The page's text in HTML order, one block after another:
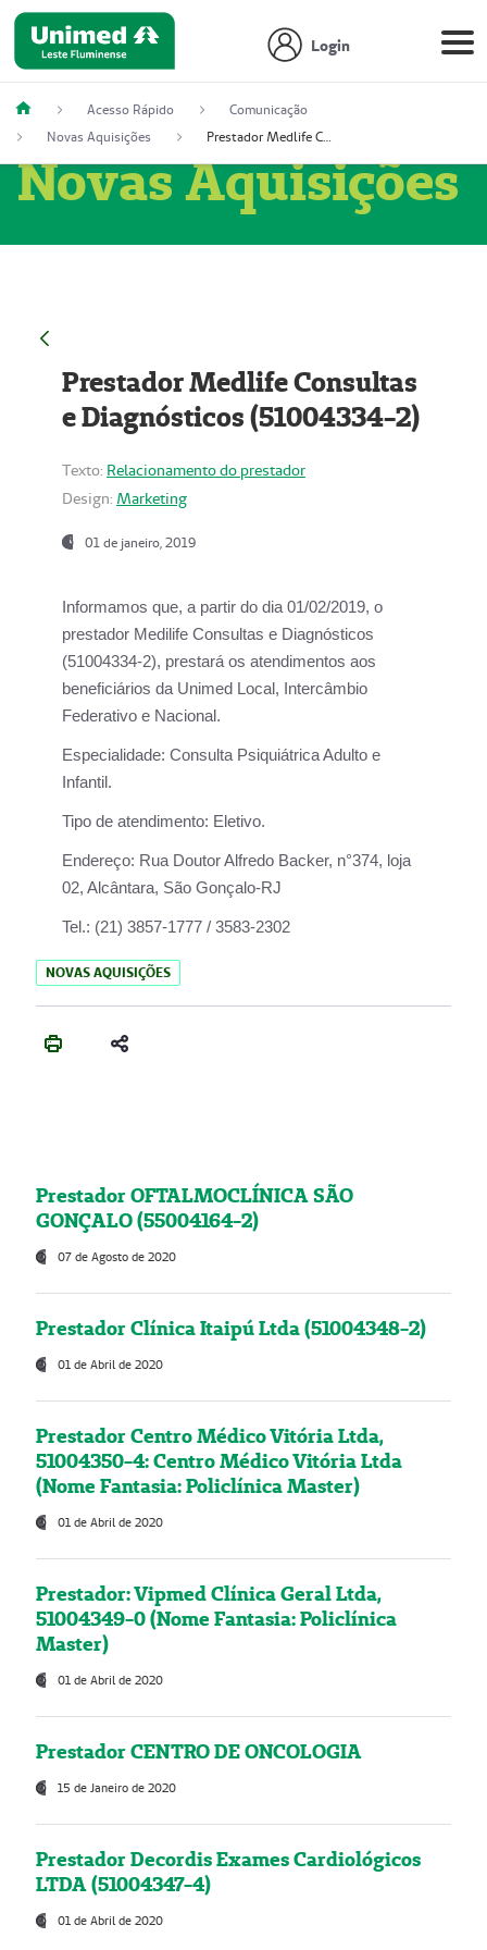
Login
Acesso Rápido
Comunicação
Novas Aquisições
Prestador Medlife Consultas e Diagnósticos (51004334-2)
Novas Aquisições
Prestador Medlife Consultas
e Diagnósticos (51004334-2)
Texto: Relacionamento do prestador
Design: Marketing
01 de janeiro, 2019
Informamos que, a partir do dia 01/02/2019, o
prestador Medilife Consultas e Diagnósticos
(51004334-2), prestará os atendimentos aos
beneficiários da Unimed Local, Intercâmbio
Federativo e Nacional.
Especialidade: Consulta Psiquiátrica Adulto e
Infantil.
Tipo de atendimento: Eletivo.
Endereço: Rua Doutor Alfredo Backer, n°374, loja
02, Alcântara, São Gonçalo-RJ
Tel.: (21) 3857-1777 / 3583-2302
NOVAS AQUISIÇÕES
Prestador OFTALMOCLÍNICA SÃO
GONÇALO (55004164-2)
07 de Agosto de 2020
Prestador Clínica Itaipú Ltda (51004348-2)
01 de Abril de 2020
Prestador Centro Médico Vitória Ltda,
51004350-4: Centro Médico Vitória Ltda
(Nome Fantasia: Policlínica Master)
01 de Abril de 2020
Prestador: Vipmed Clínica Geral Ltda,
51004349-0 (Nome Fantasia: Policlínica
Master)
01 de Abril de 2020
Prestador CENTRO DE ONCOLOGIA
15 de Janeiro de 2020
Prestador Decordis Exames Cardiológicos
LTDA (51004347-4)
01 de Abril de 2020